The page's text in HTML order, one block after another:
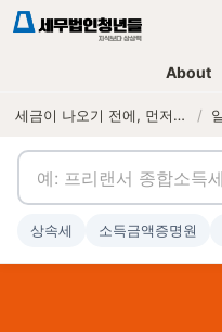
About
세금이 나오기 전에, 먼저 연락하는 세무법인 /
상속세 소득금액증명원